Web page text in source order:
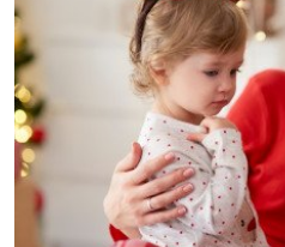
lukratívna zákazka, zimná svadba
ženích, minulosť, napätie, výzdoba
a emócie, kniha na oddych, dojemný